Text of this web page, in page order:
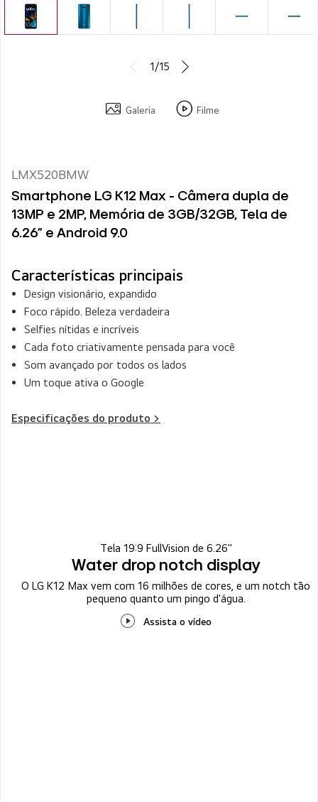
1/15
Galeria Filme
LMX520BMW
Smartphone LG K12 Max - Câmera dupla de
13MP e 2MP, Memória de 3GB/32GB, Tela de
6.26" e Android 9.0
Características principais
Design visionário, expandido
Foco rápido. Beleza verdadeira
Selfies nítidas e incríveis
Cada foto criativamente pensada para você
Som avançado por todos os lados
Um toque ativa o Google
Especificações do produto >
Tela 19:9 FullVision de 6.26''
Water drop notch display
O LG K12 Max vem com 16 milhões de cores, e um notch tão
pequeno quanto um pingo d'água.
Assista o vídeo